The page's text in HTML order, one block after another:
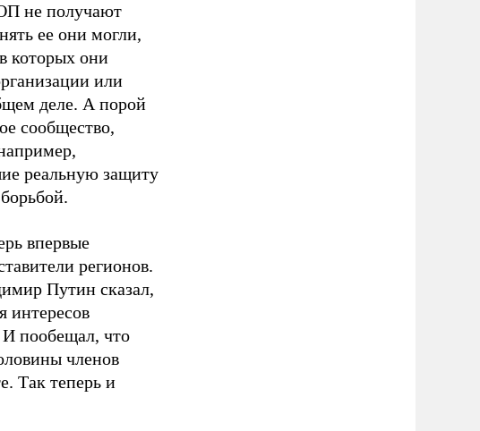
не получают
ее они могли,
которых они
или
деле. А порой
сообщество,
реальную защиту
впервые
регионов.
Путин сказал,
интересов
пообещал, что
членов
Так теперь и